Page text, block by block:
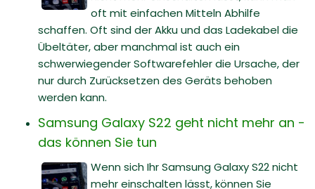
oft mit einfachen Mitteln Abhilfe
schaffen. Oft sind der Akku und das Ladekabel die
Übeltäter, aber manchmal ist auch ein
schwerwiegender Softwarefehler die Ursache, der
nur durch Zurücksetzen des Geräts behoben
werden kann.
Samsung Galaxy S22 geht nicht mehr an -
das können Sie tun
Wenn sich Ihr Samsung Galaxy S22 nicht
mehr einschalten lässt, können Sie